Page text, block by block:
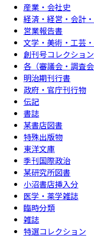
産業・会社史
経済・経営・会計
営業報告書
文学・美術・工芸
創刊号コレクション
各（審議会・調査
明治期刊行書
政府・官庁刊行物
伝記
書誌
某書店図書
特殊出版物
東洋文庫
季刊国際政治
某研究所図書
小沼書店挿入分
医学・薬学雑誌
臨時分類
雑誌
特選コレクション